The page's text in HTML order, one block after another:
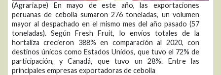
(Agraria.pe) En mayo de este año, las exportaciones
peruanas de cebolla sumaron 276 toneladas, un volumen
mayor al despachado en el mismo mes del año pasado (57
toneladas). Según Fresh Fruit, lo envíos totales de la
hortaliza crecieron 388% en comparación al 2020, con
destinos únicos como Estados Unidos, que tuvo el 72% de
participación, y Canadá, que tuvo un 28%. Entre las
principales empresas exportadoras de cebolla